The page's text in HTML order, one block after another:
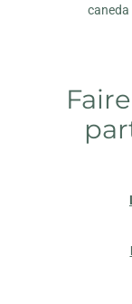
caneda